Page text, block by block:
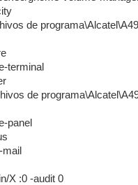
de
terminal
de
panel
mail
X :0 -audit 0